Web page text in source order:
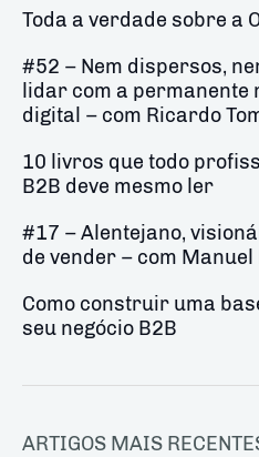
Toda a verdade sobre a
#52 – Nem dispersos,
lidar com a permanente
digital – com Ricardo
10 livros que todo
B2B deve mesmo ler
#17 – Alentejano,
de vender – com
Como construir uma
seu negócio B2B
ARTIGOS MAIS